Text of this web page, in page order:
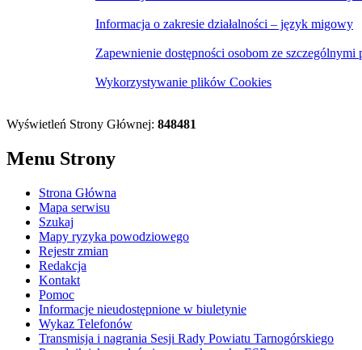
Informacja o zakresie działalności – język migowy
Zapewnienie dostępności osobom ze szczególnymi
Wykorzystywanie plików Cookies
Wyświetleń Strony Głównej: 848481
Menu Strony
Strona Główna
Mapa serwisu
Szukaj
Mapy ryzyka powodziowego
Rejestr zmian
Redakcja
Kontakt
Pomoc
Informacje nieudostępnione w biuletynie
Wykaz Telefonów
Transmisja i nagrania Sesji Rady Powiatu Tarnogórskiego